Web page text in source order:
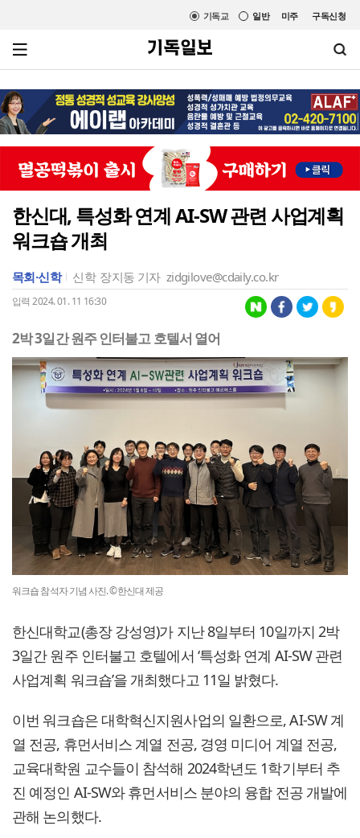
미주 구독신청
일반
기독교
한신대, 특성화 연계 AI-SW 관련 사업계획
워크숍 개최
목회·신학 신학 장지동 기자 zidgilove@cdaily.co.kr
입력 2024. 01. 11 16:30
2박 3일간 원주 인터불고 호텔서 열어
워크숍 참석자 기념 사진. ©한신대 제공
한신대학교(총장 강성영)가 지난 8일부터 10일까지 2박
3일간 원주 인터불고 호텔에서 ‘특성화 연계 AI-SW 관련
사업계획 워크숍’을 개최했다고 11일 밝혔다.
이번 워크숍은 대학혁신지원사업의 일환으로, AI-SW 계
열 전공, 휴먼서비스 계열 전공, 경영 미디어 계열 전공,
교육대학원 교수들이 참석해 2024학년도 1학기부터 추
진 예정인 AI-SW와 휴먼서비스 분야의 융합 전공 개발에
관해 논의했다.